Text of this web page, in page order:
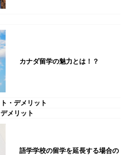
カナダ留学の魅力とは！？
・デメリット
メリット
語学学校の留学を延長する場合の